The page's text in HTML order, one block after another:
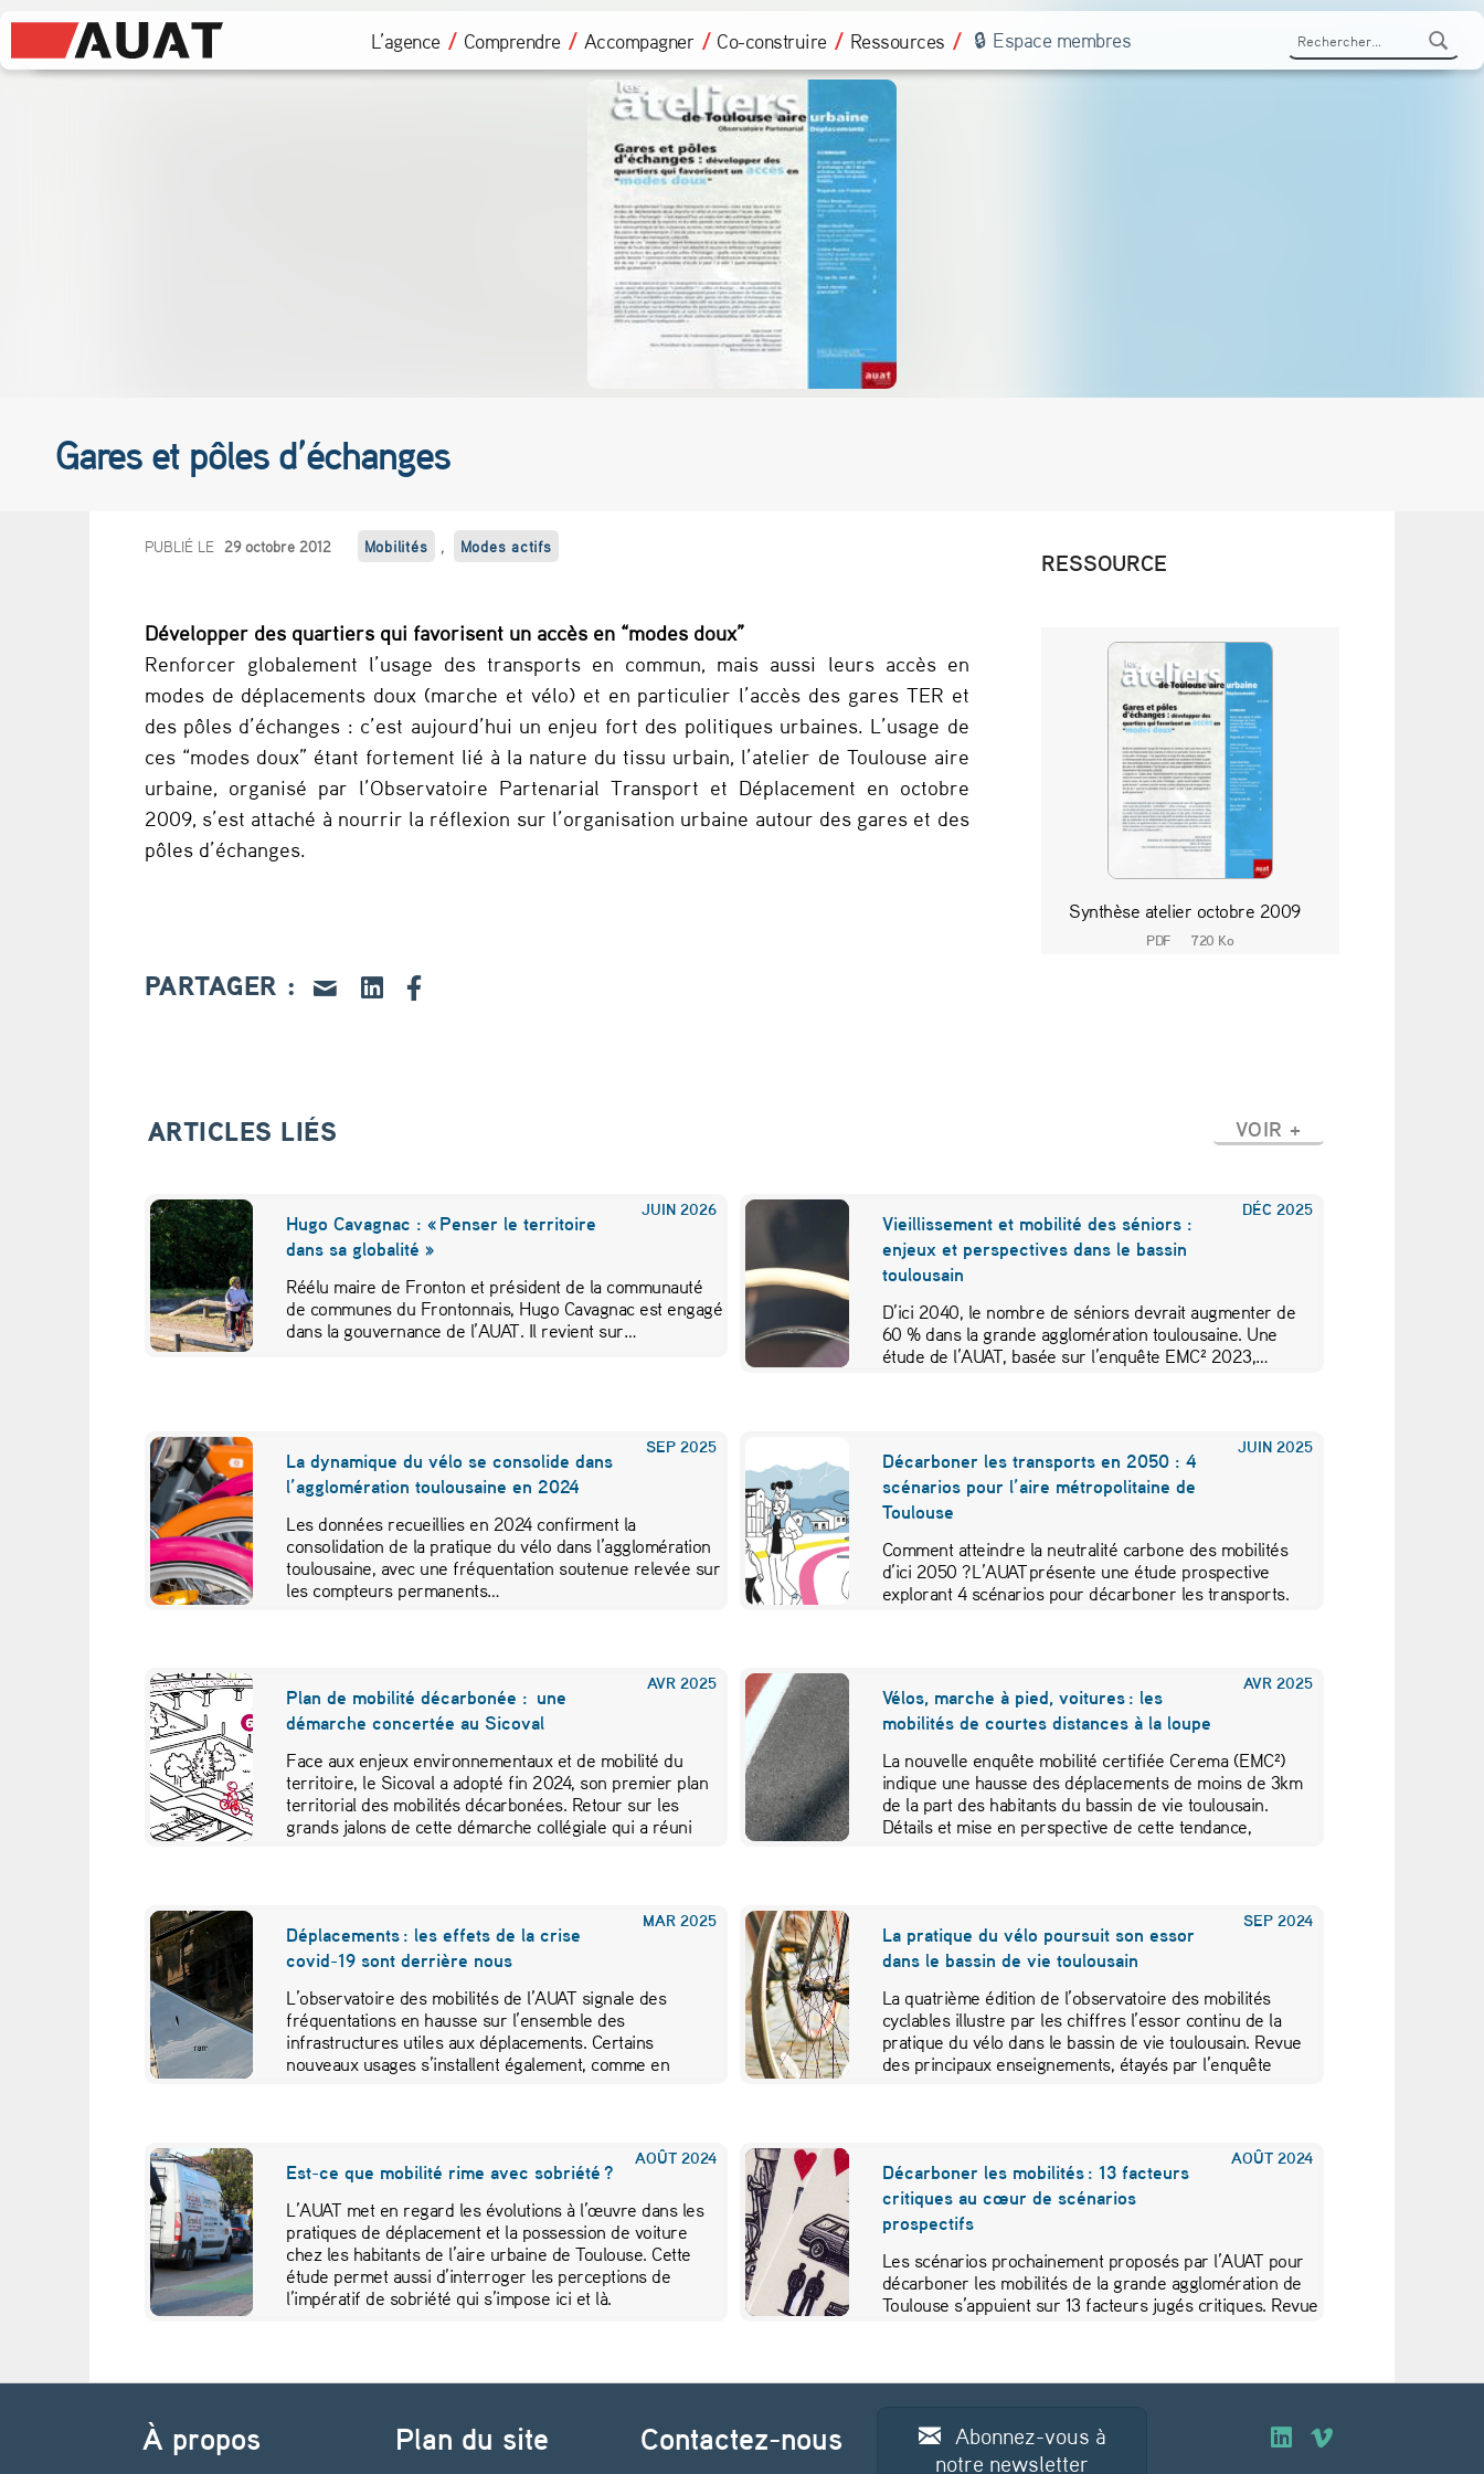
L’agence Comprendre Accompagner Co-construire Ressources Espace membres
Gares et pôles d’échanges
G
r
e
s
e
t
l
d
é
c
h
a
g
e
s
PUBLIÉ LE 29 octobre 2012 Mobilités , Modes actifs
Développer des quartiers qui favorisent un accès en “modes doux”
Renforcer globalement l’usage des transports en commun, mais aussi leurs accès en
modes de déplacements doux (marche et vélo) et en particulier l’accès des gares TER et
des pôles d’échanges : c’est aujourd’hui un enjeu fort des politiques urbaines. L’usage de
ces “modes doux” étant fortement lié à la nature du tissu urbain, l’atelier de Toulouse aire
urbaine, organisé par l’Observatoire Partenarial Transport et Déplacement en octobre
2009, s’est attaché à nourrir la réflexion sur l’organisation urbaine autour des gares et des
pôles d’échanges.
PARTAGER :
ARTICLES LIÉS VOIR +
JUIN 2026
Hugo Cavagnac : « Penser le territoire
dans sa globalité »
Réélu maire de Fronton et président de la communauté
de communes du Frontonnais, Hugo Cavagnac est engagé
dans la gouvernance de l’AUAT. Il revient sur…
DÉC 2025
Vieillissement et mobilité des séniors :
enjeux et perspectives dans le bassin
toulousain
D’ici 2040, le nombre de séniors devrait augmenter de
60 % dans la grande agglomération toulousaine. Une
étude de l’AUAT, basée sur l’enquête EMC² 2023,…
SEP 2025
La dynamique du vélo se consolide dans
l’agglomération toulousaine en 2024
Les données recueillies en 2024 confirment la
consolidation de la pratique du vélo dans l’agglomération
toulousaine, avec une fréquentation soutenue relevée sur
les compteurs permanents…
JUIN 2025
Décarboner les transports en 2050 : 4
scénarios pour l’aire métropolitaine de
Toulouse
Comment atteindre la neutralité carbone des mobilités
d’ici 2050 ? L’AUAT présente une étude prospective
explorant 4 scénarios pour décarboner les transports.
AVR 2025
Plan de mobilité décarbonée : une
démarche concertée au Sicoval
Face aux enjeux environnementaux et de mobilité du
territoire, le Sicoval a adopté fin 2024, son premier plan
territorial des mobilités décarbonées. Retour sur les
grands jalons de cette démarche collégiale qui a réuni
AVR 2025
Vélos, marche à pied, voitures : les
mobilités de courtes distances à la loupe
La nouvelle enquête mobilité certifiée Cerema (EMC²)
indique une hausse des déplacements de moins de 3km
de la part des habitants du bassin de vie toulousain.
Détails et mise en perspective de cette tendance,
MAR 2025
Déplacements : les effets de la crise
covid-19 sont derrière nous
L’observatoire des mobilités de l’AUAT signale des
fréquentations en hausse sur l’ensemble des
infrastructures utiles aux déplacements. Certains
nouveaux usages s’installent également, comme en
SEP 2024
La pratique du vélo poursuit son essor
dans le bassin de vie toulousain
La quatrième édition de l’observatoire des mobilités
cyclables illustre par les chiffres l’essor continu de la
pratique du vélo dans le bassin de vie toulousain. Revue
des principaux enseignements, étayés par l’enquête
AOÛT 2024
Est-ce que mobilité rime avec sobriété ?
L’AUAT met en regard les évolutions à l’œuvre dans les
pratiques de déplacement et la possession de voiture
chez les habitants de l’aire urbaine de Toulouse. Cette
étude permet aussi d’interroger les perceptions de
l’impératif de sobriété qui s’impose ici et là.
AOÛT 2024
Décarboner les mobilités : 13 facteurs
critiques au cœur de scénarios
prospectifs
Les scénarios prochainement proposés par l’AUAT pour
décarboner les mobilités de la grande agglomération de
Toulouse s’appuient sur 13 facteurs jugés critiques. Revue
RESSOURCE
Synthèse atelier octobre 2009
PDF 720 Ko
Navigation de l’article
À propos
Plan du site Contactez-nous
Abonnez-vous à
notre newsletter
O